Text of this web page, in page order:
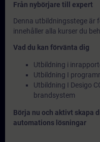
Från nybörjare till expert
Denna utbildningsstege är
innehåller alla kurser du
Vad du kan förvänta dig
Utbildning i
Utbildning I
Utbildning I Desigo
brandsystem
Börja nu och aktivt skapa
automations lösningar